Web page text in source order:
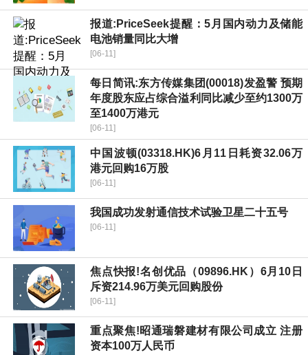
报道:PriceSeek提醒：5月国内动力及储能
电池销量同比大增
[06-11]
每日简讯:东方传媒集团(00018)发盈警 预期
年度股东应占综合溢利同比减少至约1300万
至1400万港元
[06-11]
中国波顿(03318.HK)6月11日耗资32.06万
港元回购16万股
[06-11]
我国成功发射通信技术试验卫星二十五号
[06-11]
焦点快报!名创优品（09896.HK）6月10日
斥资214.96万美元回购股份
[06-11]
重点聚焦!昭通瑞磐建材有限公司成立 注册
资本100万人民币